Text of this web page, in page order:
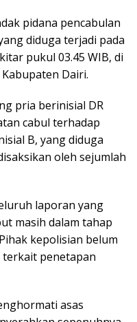
pidana pencabulan
diduga terjadi pada
pukul 03.45 WIB, di
Dairi.
pria berinisial DR
cabul terhadap
B, yang diduga
oleh sejumlah
laporan yang
masih dalam tahap
kepolisian belum
penetapan
asas